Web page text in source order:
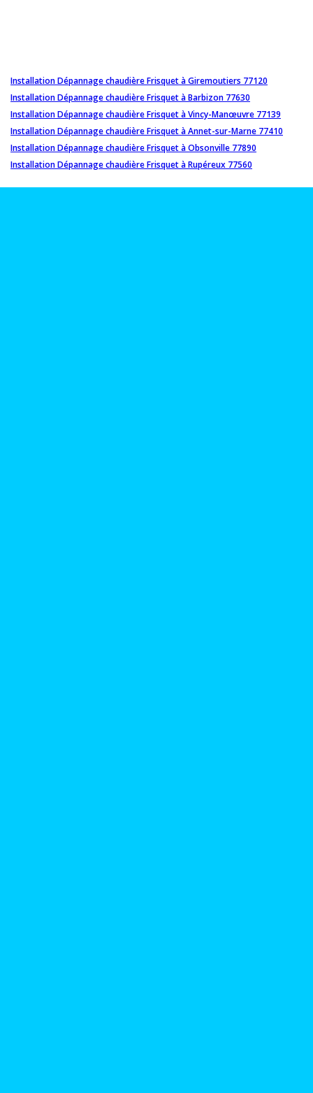
Installation Dépannage chaudière Frisquet à Giremoutiers 77120
Installation Dépannage chaudière Frisquet à Barbizon 77630
Installation Dépannage chaudière Frisquet à Vincy-Manœuvre 77139
Installation Dépannage chaudière Frisquet à Annet-sur-Marne 77410
Installation Dépannage chaudière Frisquet à Obsonville 77890
Installation Dépannage chaudière Frisquet à Rupéreux 77560